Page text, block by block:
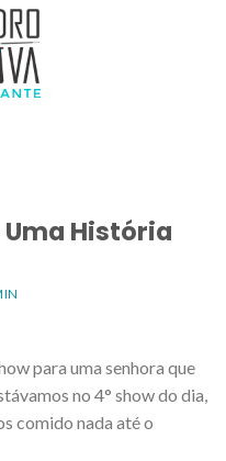
Uma História
para uma senhora que
no 4° show do dia,
comido nada até o